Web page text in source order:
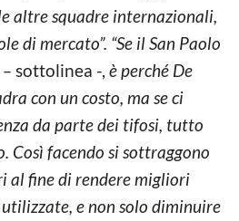
altre squadre internazionali,
di mercato”. “Se il San Paolo
sottolinea -, è perché De
con un costo, ma se ci
da parte dei tifosi, tutto
Così facendo si sottraggono
al fine di rendere migliori
e non solo diminuire